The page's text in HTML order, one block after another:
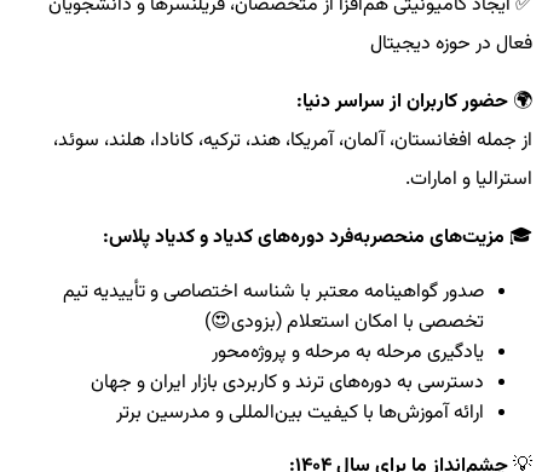
فعال در حوزه دیجیتال
🌍 حضور کاربران از سراسر دنیا:
از جمله افغانستان، آلمان، آمریکا، هند، ترکیه، کانادا، هلند، سوئد،
استرالیا و امارات.
🎓 مزیت‌های منحصربه‌فرد دوره‌های کدیاد و کدیاد پلاس:
صدور گواهینامه معتبر با شناسه اختصاصی و تأییدیه تیم
تخصصی با امکان استعلام (بزودی😍)
یادگیری مرحله به مرحله و پروژه‌محور
دسترسی به دوره‌های ترند و کاربردی بازار ایران و جهان
ارائه آموزش‌ها با کیفیت بین‌المللی و مدرسین برتر